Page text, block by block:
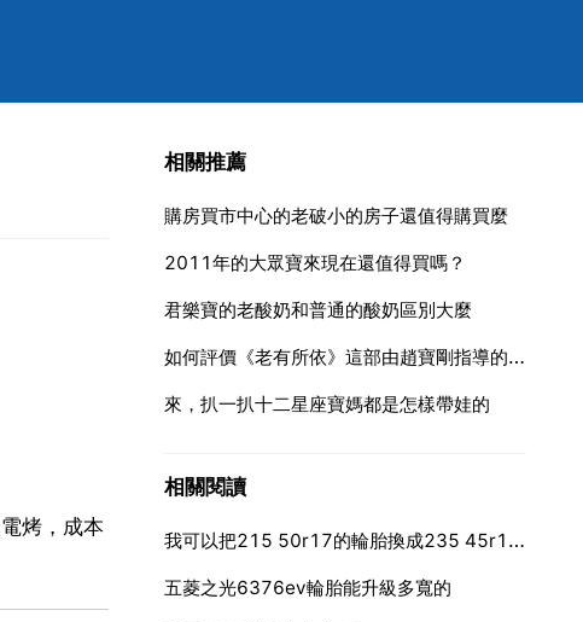
烤，成本
相關推薦
購房買市中心的老破小的房子還值得購買麼
2011年的大眾寶來現在還值得買嗎？
君樂寶的老酸奶和普通的酸奶區別大麼
如何評價《老有所依》這部由趙寶剛指導的國產電視劇
來，扒一扒十二星座寶媽都是怎樣帶娃的
相關閱讀
我可以把215 50r17的輪胎換成235 45r17的嗎
五菱之光6376ev輪胎能升級多寬的